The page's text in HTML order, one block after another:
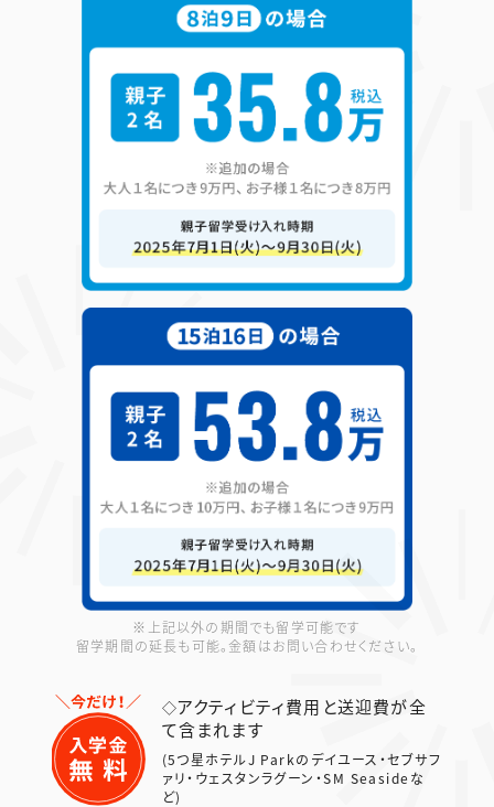
※上記以外の期間でも留学可能です
留学期間の延長も可能。金額はお問い合わせください。
◇アクティビティ費用と送迎費が全
て含まれます
(5つ星ホテルJ Parkのデイユース・セブサフ
ァリ・ウェスタンラグーン・SM Seasideな
ど)